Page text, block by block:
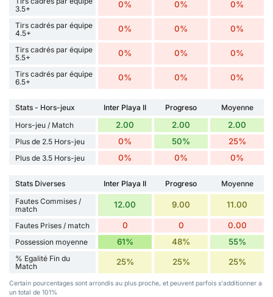
3.5+
0% 0% 0%
Tirs cadrés par équipe
4.5+
0% 0% 0%
Tirs cadrés par équipe
5.5+
0% 0% 0%
Tirs cadrés par équipe
6.5+
0% 0% 0%
Stats - Hors-jeux Inter Playa II Progreso
Moyenne
Hors-jeu / Match
2.00 2.00 2.00
Plus de 2.5 Hors-jeu 0% 50% 25%
Plus de 3.5 Hors-jeu 0% 0% 0%
Stats Diverses Inter Playa II Progreso
Moyenne
Fautes Commises /
match
12.00 9.00 11.00
Fautes Prises / match 0 0 0.00
Possession moyenne 61% 48% 55%
% Egalité Fin du
Match
25% 25% 25%
Certain pourcentages sont arrondis au plus proche, et peuvent parfois s'additionner a
un total de 101%